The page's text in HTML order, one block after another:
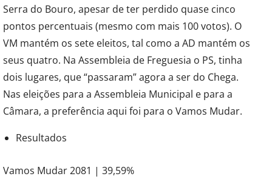
Serra do Bouro, apesar de ter perdido quase cinco
pontos percentuais (mesmo com mais 100 votos). O
VM mantém os sete eleitos, tal como a AD mantém os
seus quatro. Na Assembleia de Freguesia o PS, tinha
dois lugares, que “passaram” agora a ser do Chega.
Nas eleições para a Assembleia Municipal e para a
Câmara, a preferência aqui foi para o Vamos Mudar.
Resultados
Vamos Mudar 2081 | 39,59%